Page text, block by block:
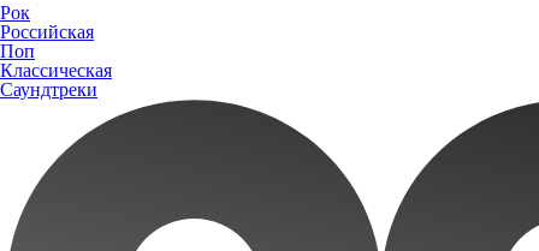
Рок
Российская
Поп
Классическая
Саундтреки